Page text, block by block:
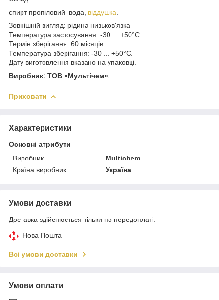
спирт пропіловий, вода, віддушка
Зовнішній вигляд: рідина низьков'язка.
Температура застосування: -30 ... +50°С.
Термін зберігання: 60 місяців.
Температура зберігання: -30 ... +50°С.
Дату виготовлення вказано на упаковці.
Виробник: ТОВ «Мультічем».
Приховати
Характеристики
Основні атрибути
Виробник
Multichem
Країна виробник
Україна
Умови доставки
Доставка здійснюється тільки по передоплаті.
Нова Пошта
Всі умови доставки
Умови оплати